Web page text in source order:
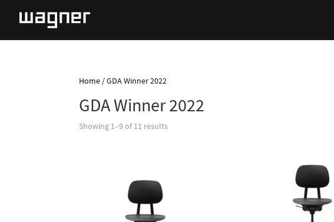
Home / GDA Winner 2022
GDA Winner 2022
Showing 1–9 of 11 results